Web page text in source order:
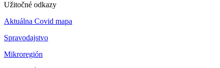
Užitočné odkazy
Aktuálna Covid mapa
Spravodajstvo
Mikroregión